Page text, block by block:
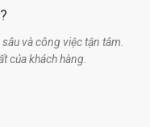
và công việc tận tâm.
của khách hàng.